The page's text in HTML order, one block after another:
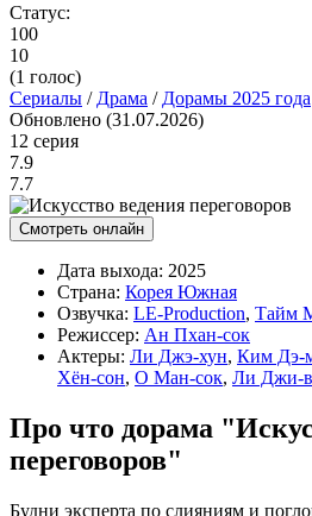
Статус:
100
10
(1 голос)
Сериалы / Драма / Дорамы 2025 года
Обновлено (31.07.2026)
12 серия
7.9
7.7
Смотреть онлайн
Дата выхода: 2025
Страна: Корея Южная
Озвучка: LE-Production, Тайм
Режиссер: Ан Пхан-сок
Актеры: Ли Джэ-хун, Ким Дэ-
Хён-сон, О Ман-сок, Ли Джи-
Про что дорама
переговоров"
Будни эксперта по слияниям и